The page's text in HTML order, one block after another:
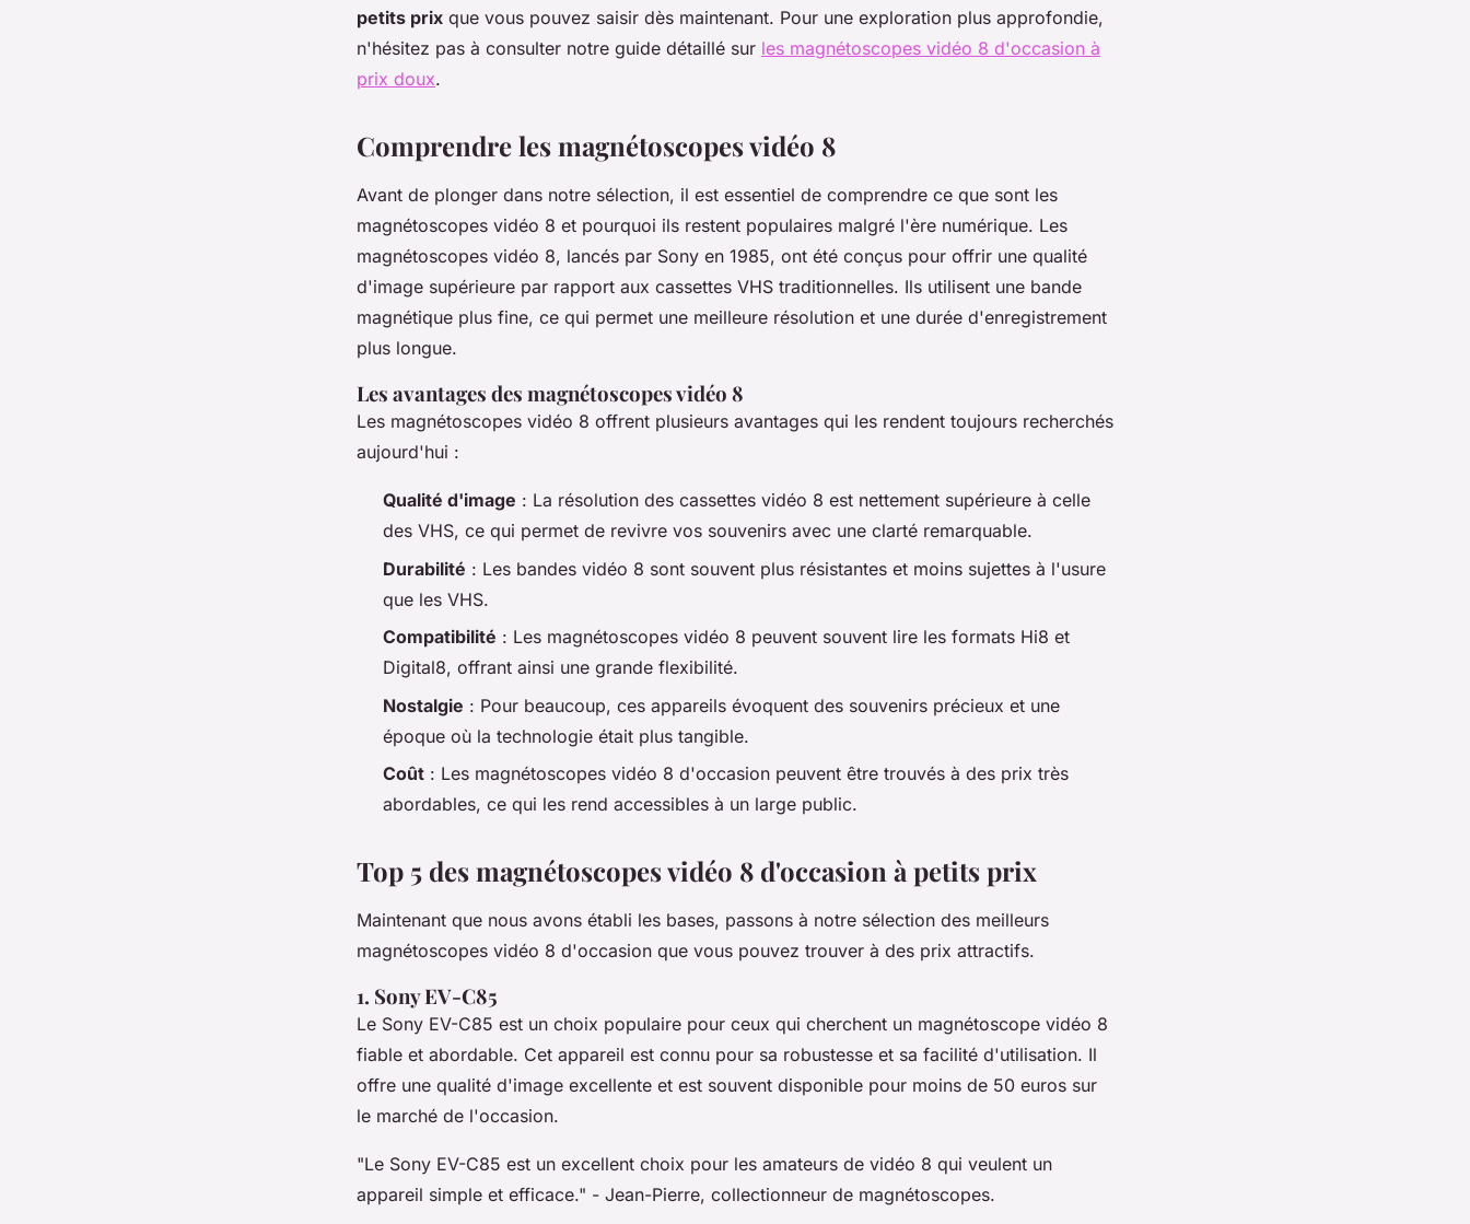
petits prix que vous pouvez saisir dès maintenant. Pour une exploration plus approfondie,
n'hésitez pas à consulter notre guide détaillé sur les magnétoscopes vidéo 8 d'occasion à
prix doux.
Comprendre les magnétoscopes vidéo 8
Avant de plonger dans notre sélection, il est essentiel de comprendre ce que sont les
magnétoscopes vidéo 8 et pourquoi ils restent populaires malgré l'ère numérique. Les
magnétoscopes vidéo 8, lancés par Sony en 1985, ont été conçus pour offrir une qualité
d'image supérieure par rapport aux cassettes VHS traditionnelles. Ils utilisent une bande
magnétique plus fine, ce qui permet une meilleure résolution et une durée d'enregistrement
plus longue.
Les avantages des magnétoscopes vidéo 8
Les magnétoscopes vidéo 8 offrent plusieurs avantages qui les rendent toujours recherchés
aujourd'hui :
Qualité d'image : La résolution des cassettes vidéo 8 est nettement supérieure à celle
des VHS, ce qui permet de revivre vos souvenirs avec une clarté remarquable.
Durabilité : Les bandes vidéo 8 sont souvent plus résistantes et moins sujettes à l'usure
que les VHS.
Compatibilité : Les magnétoscopes vidéo 8 peuvent souvent lire les formats Hi8 et
Digital8, offrant ainsi une grande flexibilité.
Nostalgie : Pour beaucoup, ces appareils évoquent des souvenirs précieux et une
époque où la technologie était plus tangible.
Coût : Les magnétoscopes vidéo 8 d'occasion peuvent être trouvés à des prix très
abordables, ce qui les rend accessibles à un large public.
Top 5 des magnétoscopes vidéo 8 d'occasion à petits prix
Maintenant que nous avons établi les bases, passons à notre sélection des meilleurs
magnétoscopes vidéo 8 d'occasion que vous pouvez trouver à des prix attractifs.
1. Sony EV-C85
Le Sony EV-C85 est un choix populaire pour ceux qui cherchent un magnétoscope vidéo 8
fiable et abordable. Cet appareil est connu pour sa robustesse et sa facilité d'utilisation. Il
offre une qualité d'image excellente et est souvent disponible pour moins de 50 euros sur
le marché de l'occasion.
"Le Sony EV-C85 est un excellent choix pour les amateurs de vidéo 8 qui veulent un
appareil simple et efficace." - Jean-Pierre, collectionneur de magnétoscopes.